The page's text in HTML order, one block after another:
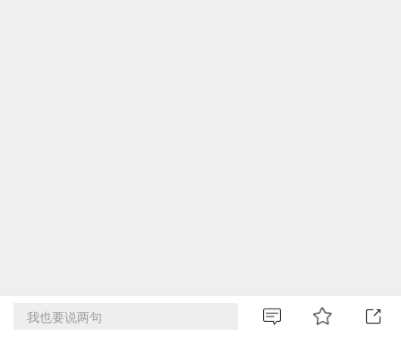
我也要说两句